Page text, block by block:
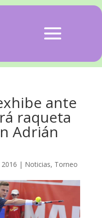
ante
raqueta
Adrián
2016 | Noticias, Torneo